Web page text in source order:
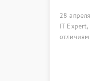
28 апреля 2026 г.
IT Expert,
отличиям от